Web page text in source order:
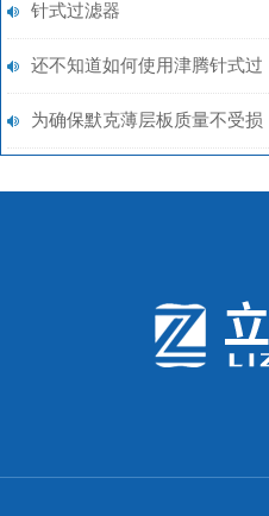
针式过滤器
还不知道如何使用津腾针式过
滤器？进来看
为确保默克薄层板质量不受损